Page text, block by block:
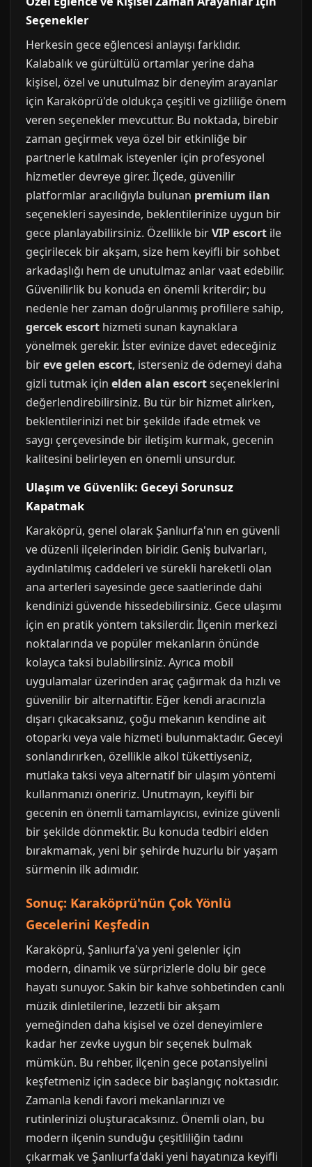
Seçenekler
Herkesin gece eğlencesi anlayışı farklıdır.
Kalabalık ve gürültülü ortamlar yerine daha
kişisel, özel ve unutulmaz bir deneyim arayanlar
için Karaköprü'de oldukça çeşitli ve gizliliğe önem
veren seçenekler mevcuttur. Bu noktada, birebir
zaman geçirmek veya özel bir etkinliğe bir
partnerle katılmak isteyenler için profesyonel
hizmetler devreye girer. İlçede, güvenilir
platformlar aracılığıyla bulunan premium ilan
seçenekleri sayesinde, beklentilerinize uygun bir
gece planlayabilirsiniz. Özellikle birVIP escort ile
geçirilecek bir akşam, size hem keyifli bir sohbet
arkadaşlığı hem de unutulmaz anlar vaat edebilir.
Güvenilirlik bu konuda en önemli kriterdir; bu
nedenle her zaman doğrulanmış profillere sahip,
gercek escort hizmeti sunan kaynaklara
yönelmek gerekir. İster evinize davet edeceğiniz
bireve gelen escort, isterseniz de ödemeyi daha
gizli tutmak için elden alan escortseçeneklerini
değerlendirebilirsiniz. Bu tür bir hizmet alırken,
beklentilerinizi net bir şekilde ifade etmek ve
saygı çerçevesinde bir iletişim kurmak, gecenin
kalitesini belirleyen en önemli unsurdur.
Ulaşım ve Güvenlik: Geceyi Sorunsuz
Kapatmak
Karaköprü, genel olarak Şanlıurfa'nın en güvenli
ve düzenli ilçelerinden biridir. Geniş bulvarları,
aydınlatılmış caddeleri ve sürekli hareketli olan
ana arterleri sayesinde gece saatlerinde dahi
kendinizi güvende hissedebilirsiniz. Gece ulaşımı
için en pratik yöntem taksilerdir. İlçenin merkezi
noktalarında ve popüler mekanların önünde
kolayca taksi bulabilirsiniz. Ayrıca mobil
uygulamalar üzerinden araç çağırmak da hızlı ve
güvenilir bir alternatiftir. Eğer kendi aracınızla
dışarı çıkacaksanız, çoğu mekanın kendine ait
otoparkı veya vale hizmeti bulunmaktadır. Geceyi
sonlandırırken, özellikle alkol tükettiyseniz,
mutlaka taksi veya alternatif bir ulaşım yöntemi
kullanmanızı öneririz. Unutmayın, keyifli bir
gecenin en önemli tamamlayıcısı, evinize güvenli
bir şekilde dönmektir. Bu konuda tedbiri elden
bırakmamak, yeni bir şehirde huzurlu bir yaşam
sürmenin ilk adımıdır.
Sonuç: Karaköprü'nün Çok Yönlü
Gecelerini Keşfedin
Karaköprü, Şanlıurfa'ya yeni gelenler için
modern, dinamik ve sürprizlerle dolu bir gece
hayatı sunuyor. Sakin bir kahve sohbetinden canlı
müzik dinletilerine, lezzetli bir akşam
yemeğinden daha kişisel ve özel deneyimlere
kadar her zevke uygun bir seçenek bulmak
mümkün. Bu rehber, ilçenin gece potansiyelini
keşfetmeniz için sadece bir başlangıç noktasıdır.
Zamanla kendi favori mekanlarınızı ve
rutinlerinizi oluşturacaksınız. Önemli olan, bu
modern ilçenin sunduğu çeşitliliğin tadını
çıkarmak ve Şanlıurfa'daki yeni hayatınıza keyifli